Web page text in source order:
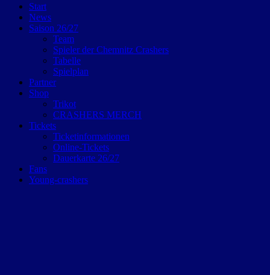
Start
News
Saison 26/27
Team
Spieler der Chemnitz Crashers
Tabelle
Spielplan
Partner
Shop
Trikot
CRASHERS MERCH
Tickets
Ticketinformationen
Online-Tickets
Dauerkarte 26/27
Fans
Young-crashers